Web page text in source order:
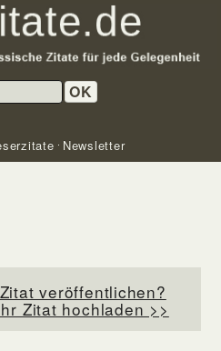
OK
Newsletter
veröffentlichen?
Zitat hochladen >>